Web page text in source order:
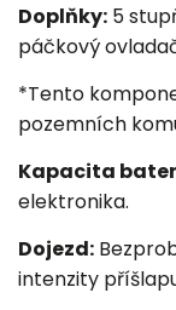
Doplňky: 5
páčkový
*Tento
pozemních
Kapacita
elektronika.
Dojezd:
intenzity